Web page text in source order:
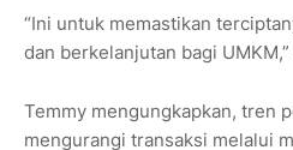
“Ini untuk memastikan
dan berkelanjutan bagi UMKM,”
Temmy mengungkapkan, tren
mengurangi transaksi melalui